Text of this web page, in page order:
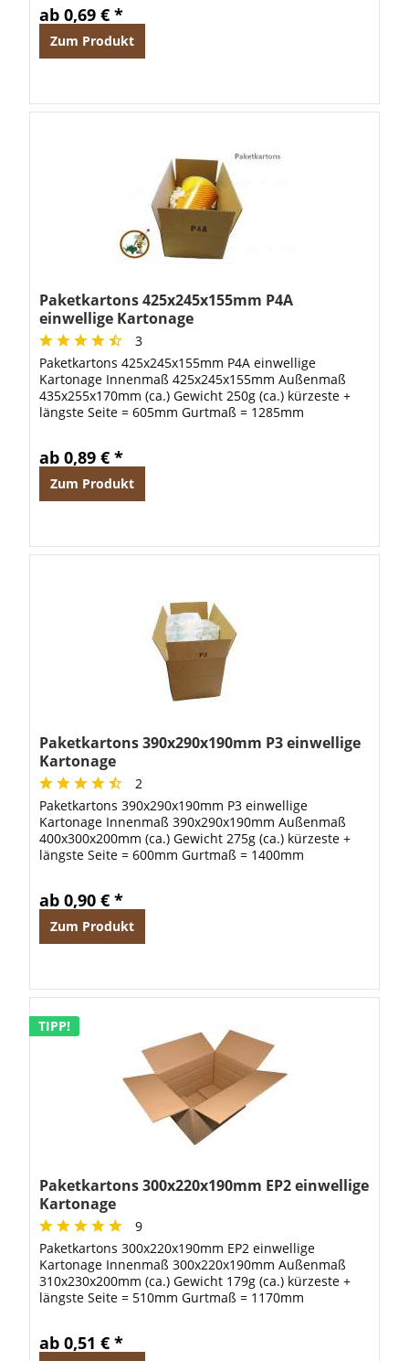
ab 0,69 € *
Zum Produkt
Paketkartons 425x245x155mm P4A
einwellige Kartonage
3
Paketkartons 425x245x155mm P4A einwellige
Kartonage Innenmaß 425x245x155mm Außenmaß
435x255x170mm (ca.) Gewicht 250g (ca.) kürzeste +
längste Seite = 605mm Gurtmaß = 1285mm
ab 0,89 € *
Zum Produkt
Paketkartons 390x290x190mm P3 einwellige
Kartonage
2
Paketkartons 390x290x190mm P3 einwellige
Kartonage Innenmaß 390x290x190mm Außenmaß
400x300x200mm (ca.) Gewicht 275g (ca.) kürzeste +
längste Seite = 600mm Gurtmaß = 1400mm
ab 0,90 € *
Zum Produkt
TIPP!
Paketkartons 300x220x190mm EP2 einwellige
Kartonage
9
Paketkartons 300x220x190mm EP2 einwellige
Kartonage Innenmaß 300x220x190mm Außenmaß
310x230x200mm (ca.) Gewicht 179g (ca.) kürzeste +
längste Seite = 510mm Gurtmaß = 1170mm
ab 0,51 € *